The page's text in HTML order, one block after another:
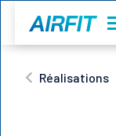
Réalisations